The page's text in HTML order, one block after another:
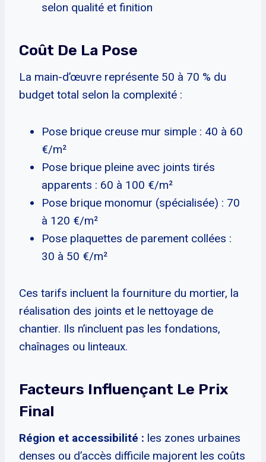
selon qualité et finition
Coût De La Pose
La main-d’œuvre représente 50 à 70 % du
budget total selon la complexité :
Pose brique creuse mur simple : 40 à 60
€/m²
Pose brique pleine avec joints tirés
apparents : 60 à 100 €/m²
Pose brique monomur (spécialisée) : 70
à 120 €/m²
Pose plaquettes de parement collées :
30 à 50 €/m²
Ces tarifs incluent la fourniture du mortier, la
réalisation des joints et le nettoyage de
chantier. Ils n’incluent pas les fondations,
chaînages ou linteaux.
Facteurs Influençant Le Prix
Final
Région et accessibilité : les zones urbaines
denses ou d’accès difficile majorent les coûts